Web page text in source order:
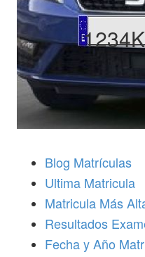
Blog Matrículas
Ultima Matricula
Matricula Más
Resultados
Fecha y Año